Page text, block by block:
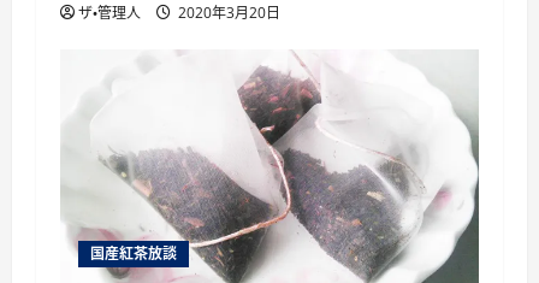
ザ・管理人 2020年3月20日
国産紅茶放談